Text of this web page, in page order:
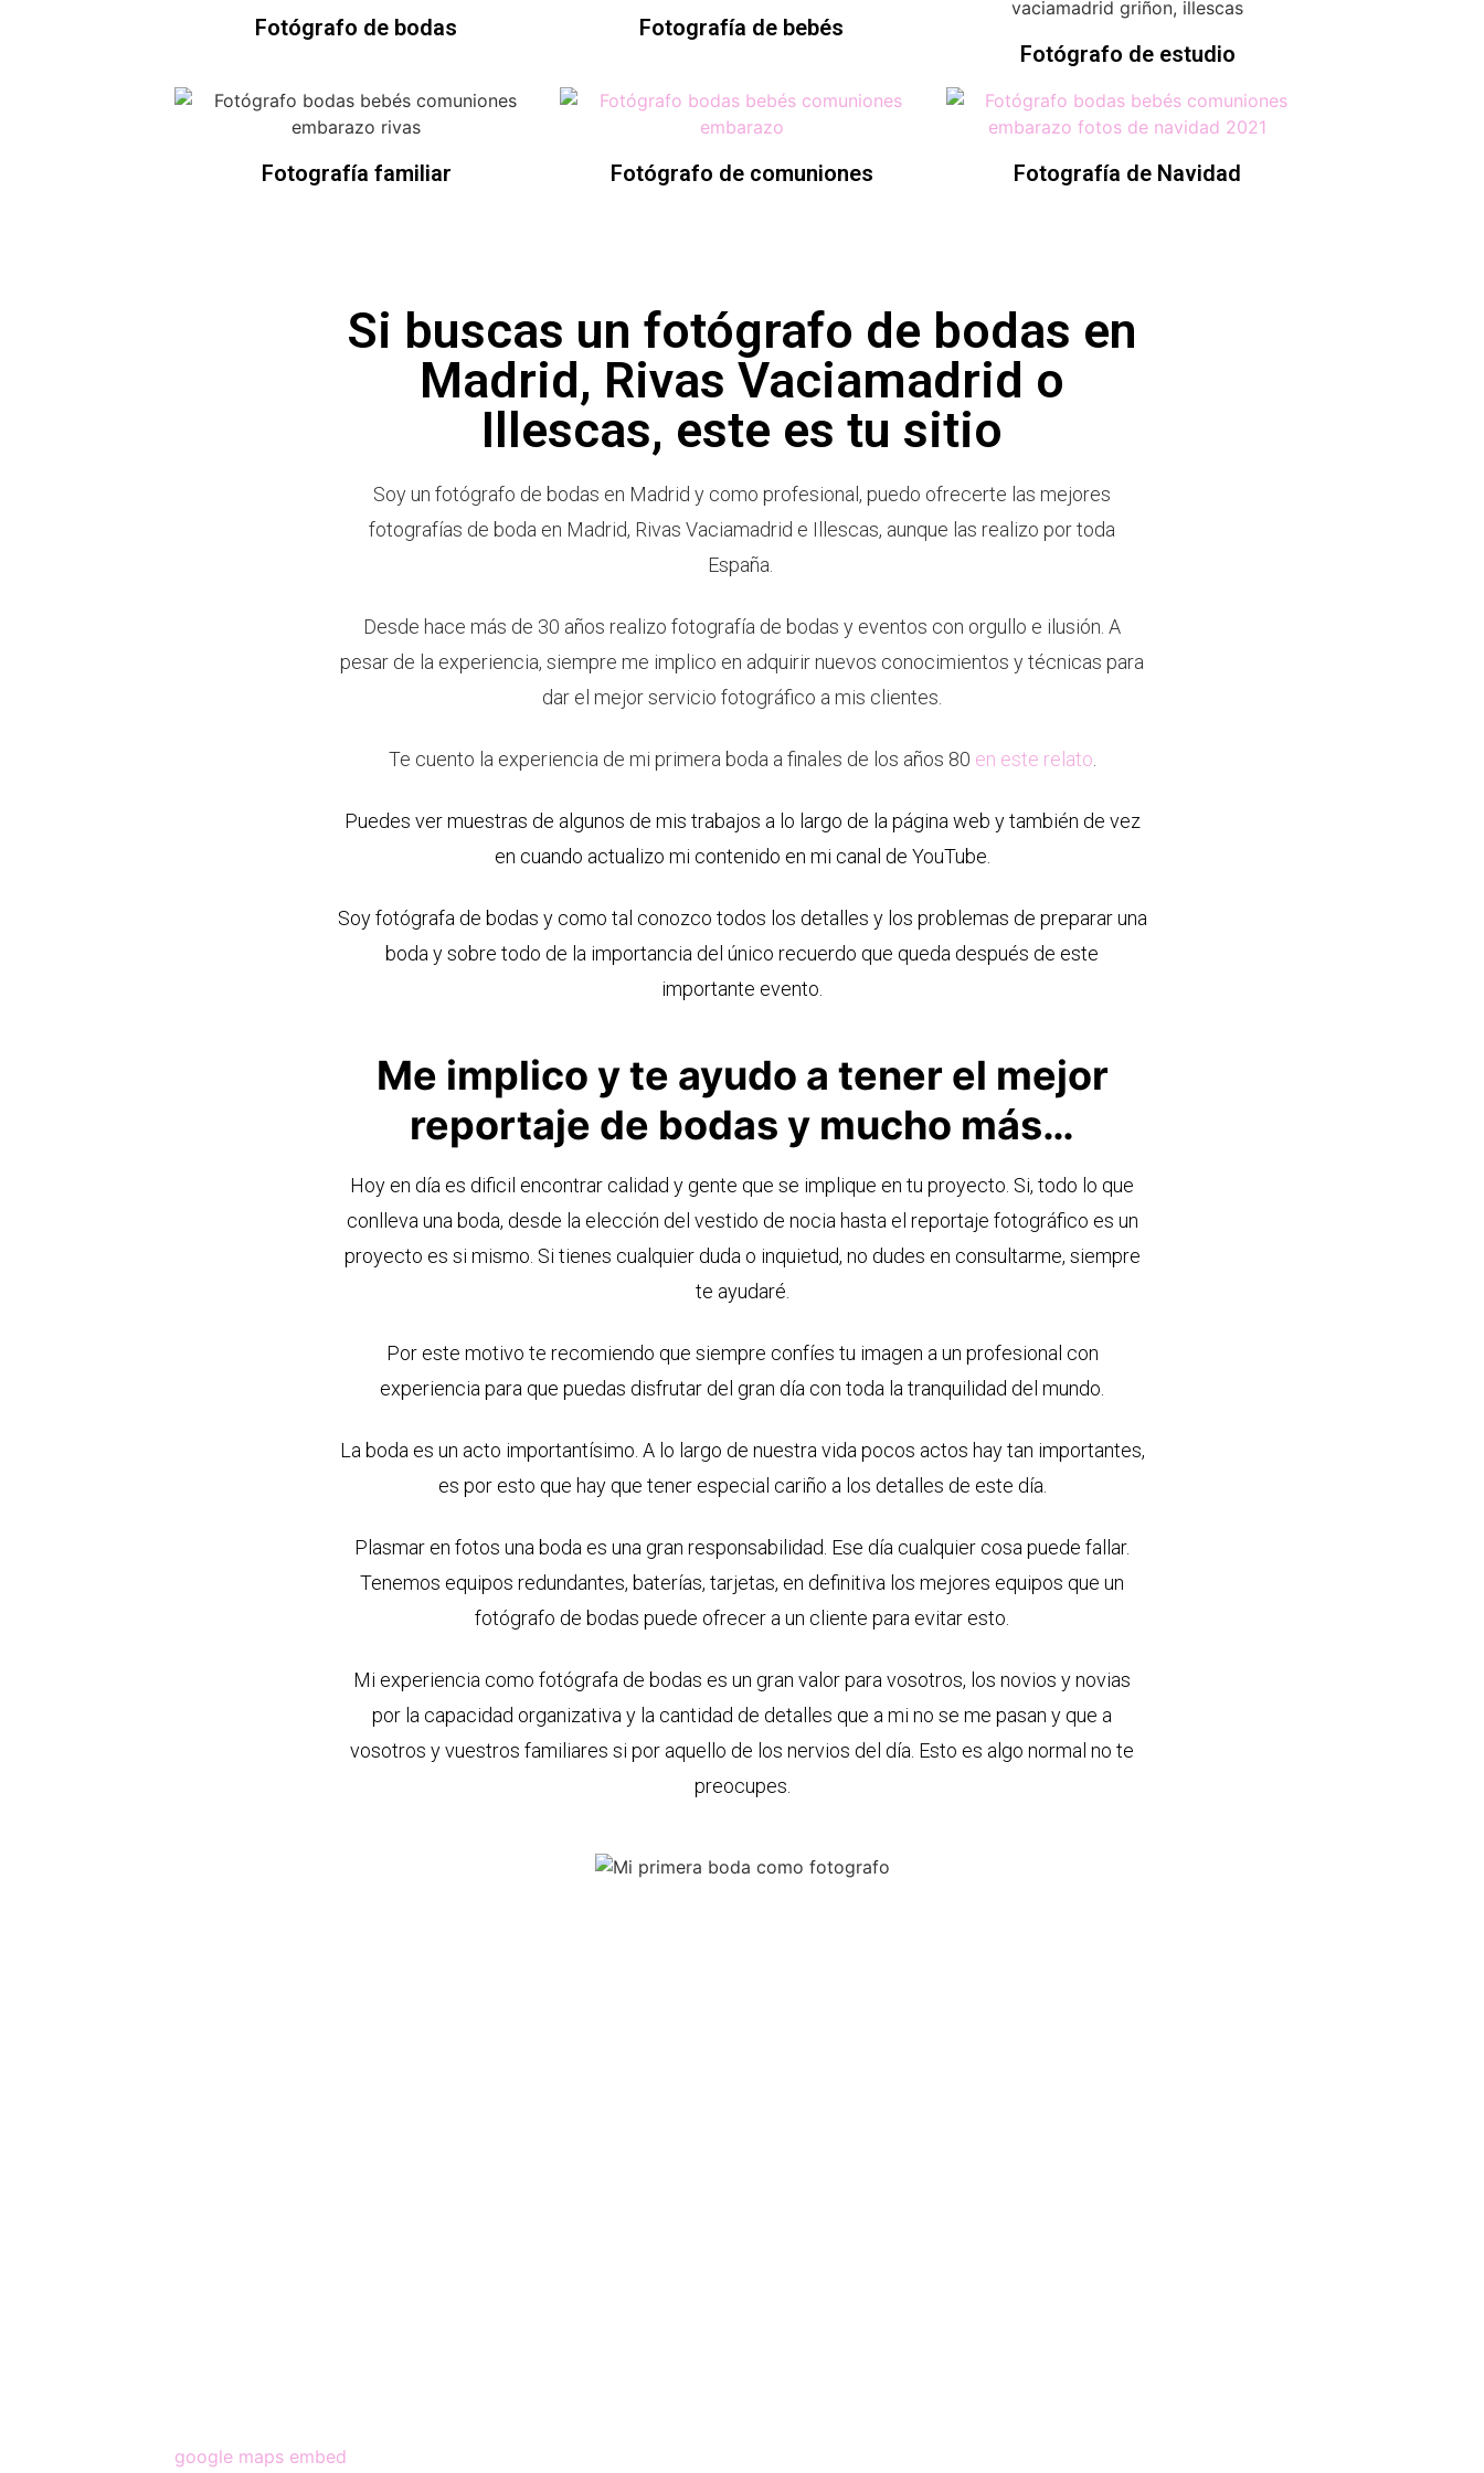
Fotógrafo de bodas
Fotografía de bebés
Fotógrafo de estudio
Fotografía familiar Fotógrafo de comuniones Fotografía de Navidad
Si buscas un fotógrafo de bodas en
Madrid, Rivas Vaciamadrid o
Illescas, este es tu sitio
Soy un fotógrafo de bodas en Madrid y como profesional, puedo ofrecerte las mejores
fotografías de boda en Madrid, Rivas Vaciamadrid e Illescas, aunque las realizo por toda
España.
Desde hace más de 30 años realizo fotografía de bodas y eventos con orgullo e ilusión. A
pesar de la experiencia, siempre me implico en adquirir nuevos conocimientos y técnicas para
dar el mejor servicio fotográfico a mis clientes.
Te cuento la experiencia de mi primera boda a finales de los años 80 en este relato
Puedes ver muestras de algunos de mis trabajos a lo largo de la página web y también de vez
en cuando actualizo mi contenido en mi canal de YouTube
Soy fotógrafa de bodas y como tal conozco todos los detalles y los problemas de preparar una
boda y sobre todo de la importancia del único recuerdo que queda después de este
importante evento.
Me implico y te ayudo a tener el mejor
reportaje de bodas y mucho más…
Hoy en día es dificil encontrar calidad y gente que se implique en tu proyecto. Si, todo lo que
conlleva una boda, desde la elección del vestido de nocia hasta el reportaje fotográfico es un
proyecto es si mismo. Si tienes cualquier duda o inquietud, no dudes en consultarme, siempre
te ayudaré.
Por este motivo te recomiendo que siempre confíes tu imagen a un profesional con
experiencia para que puedas disfrutar del gran día con toda la tranquilidad del mundo.
La boda es un acto importantísimo. A lo largo de nuestra vida pocos actos hay tan importantes,
es por esto que hay que tener especial cariño a los detalles de este día.
Plasmar en fotos una boda es una gran responsabilidad. Ese día cualquier cosa puede fallar.
Tenemos equipos redundantes, baterías, tarjetas, en definitiva los mejores equipos que un
fotógrafo de bodas puede ofrecer a un cliente para evitar esto.
Mi experiencia como fotógrafa de bodas es un gran valor para vosotros, los novios y novias
por la capacidad organizativa y la cantidad de detalles que a mi no se me pasan y que a
vosotros y vuestros familiares si por aquello de los nervios del día. Esto es algo normal no te
preocupes.
google maps embed